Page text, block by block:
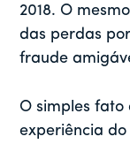
2018. O
das perdas
fraude
O simples fato
experiência